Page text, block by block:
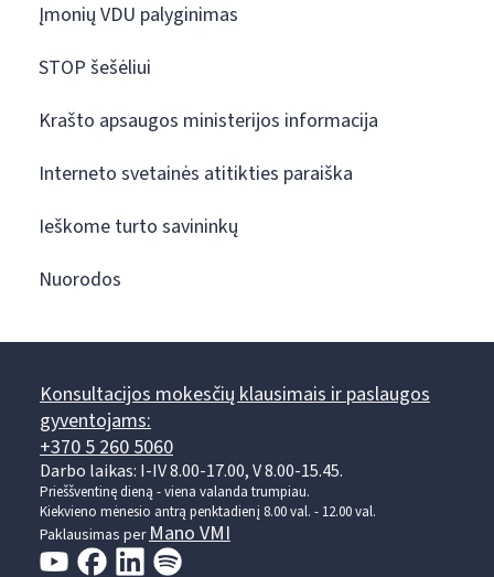
Įmonių VDU palyginimas
STOP šešėliui
Krašto apsaugos ministerijos informacija
Interneto svetainės atitikties paraiška
Ieškome turto savininkų
Nuorodos
Konsultacijos mokesčių klausimais ir paslaugos
gyventojams:
+370 5 260 5060
Darbo laikas: I-IV 8.00-17.00, V 8.00-15.45.
Prieššventinę dieną - viena valanda trumpiau.
Kiekvieno mėnesio antrą penktadienį 8.00 val. - 12.00 val.
Paklausimas perMano VMI